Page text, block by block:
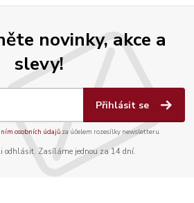
novinky, akce a
slevy!
Přihlásit se
osobních údajůza účelem rozesílky newsletteru.
odhlásit. Zasíláme jednou za 14 dní.